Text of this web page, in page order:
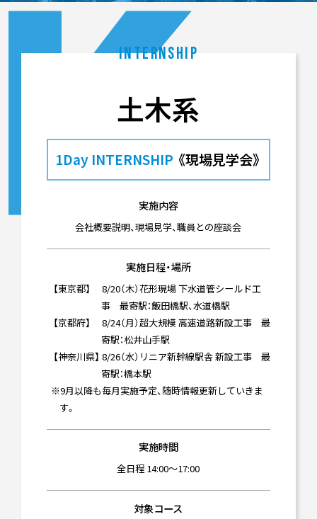
INTERNSHIP
土木系
1Day INTERNSHIP 《現場見学会》
実施内容
会社概要説明、現場見学、職員との座談会
実施日程・場所
【東京都】 8/20（木）花形現場 下水道管シールド工
事 最寄駅：飯田橋駅、水道橋駅
【京都府】 8/24（月）超大規模 高速道路新設工事 最
寄駅：松井山手駅
【神奈川県】 8/26（水）リニア新幹線駅舎 新設工事 最
寄駅：橋本駅
※9月以降も毎月実施予定、随時情報更新していきま
す。
実施時間
全日程 14:00～17:00
対象コース